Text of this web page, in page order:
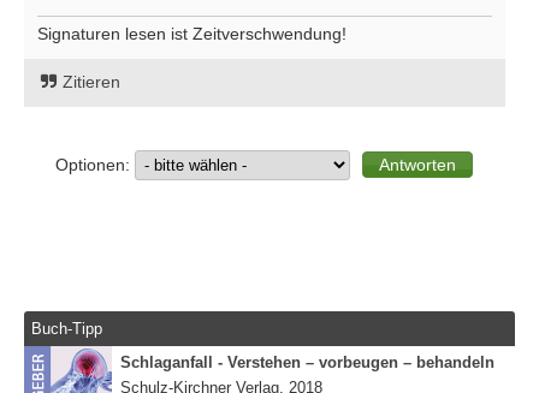
Signaturen lesen ist Zeitverschwendung!
Zitieren
Optionen:
Buch-Tipp
Schlaganfall - Verstehen – vorbeugen – behandeln
Schulz-Kirchner Verlag, 2018